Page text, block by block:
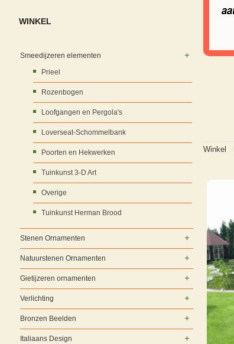
Winkel
WINKEL
Smeedijzeren elementen
Prieel
Rozenbogen
Loofgangen en Pergola's
Loverseat-Schommelbank
Poorten en Hekwerken
Tuinkunst 3-D Art
Overige
Tuinkunst Herman Brood
Stenen Ornamenten
Natuurstenen Ornamenten
Gietijzeren ornamenten
Verlichting
Bronzen Beelden
Italiaans Design